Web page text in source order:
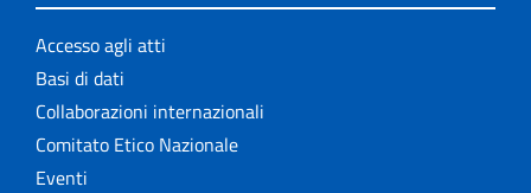
Accesso agli atti
Basi di dati
Collaborazioni internazionali
Comitato Etico Nazionale
Eventi